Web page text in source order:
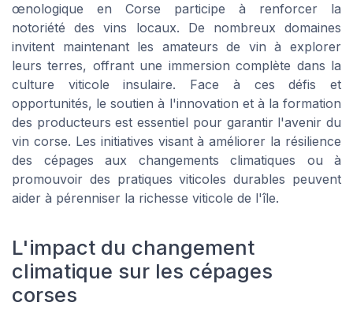
œnologique en Corse participe à renforcer la
notoriété des vins locaux. De nombreux domaines
invitent maintenant les amateurs de vin à explorer
leurs terres, offrant une immersion complète dans la
culture viticole insulaire. Face à ces défis et
opportunités, le soutien à l'innovation et à la formation
des producteurs est essentiel pour garantir l'avenir du
vin corse. Les initiatives visant à améliorer la résilience
des cépages aux changements climatiques ou à
promouvoir des pratiques viticoles durables peuvent
aider à pérenniser la richesse viticole de l'île.
L'impact du changement
climatique sur les cépages
corses